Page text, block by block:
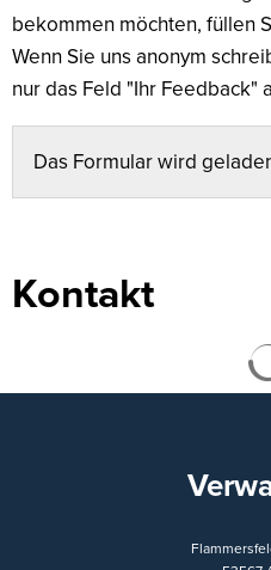
bekommen möchten, füllen
Wenn Sie uns anonym
nur das Feld "Ihr Feedback"
Das Formular wird
Kontakt